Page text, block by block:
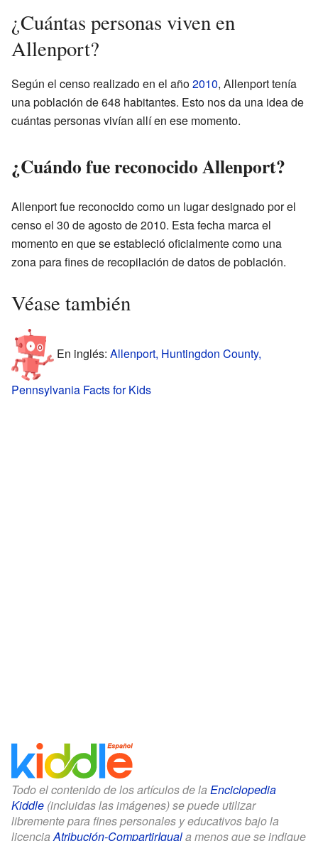
¿Cuántas personas viven en
Allenport?
Según el censo realizado en el año2010, Allenport tenía
una población de 648 habitantes. Esto nos da una idea de
cuántas personas vivían allí en ese momento.
¿Cuándo fue reconocido Allenport?
Allenport fue reconocido como un lugar designado por el
censo el 30 de agosto de 2010. Esta fecha marca el
momento en que se estableció oficialmente como una
zona para fines de recopilación de datos de población.
Véase también
En inglés: Allenport, Huntingdon County,
Pennsylvania Facts for Kids
Todo el contenido de los artículos de la Enciclopedia
Kiddle (incluidas las imágenes) se puede utilizar
libremente para fines personales y educativos bajo la
licenciaAtribución-CompartirIguala menos que se indique